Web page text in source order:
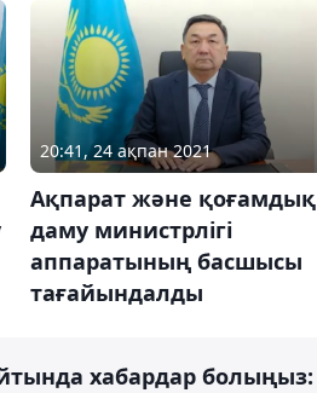
20:41, 24 ақпан 2021
Ақпарат және қоғамдық
даму министрлігі
аппаратының басшысы
тағайындалды
хабардар болыңыз: